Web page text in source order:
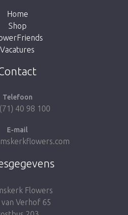
naar de shop
Home
Shop
Vacatures
Telefoon
40 98 100
E-mail
Flowers
van Verhof 65